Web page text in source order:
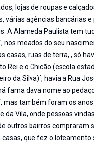
lojas de roupas e
várias agências bancárias e
A Alameda Paulista tem
nos meados do seu
casas, ruas de terra, , só
Rei e o Chicão (escola
da Silva)´, havia a Rua
fama dava nome ao
mas também foram os anos
da Vila, onde pessoas
outros bairros compraram
que fez o loteamento